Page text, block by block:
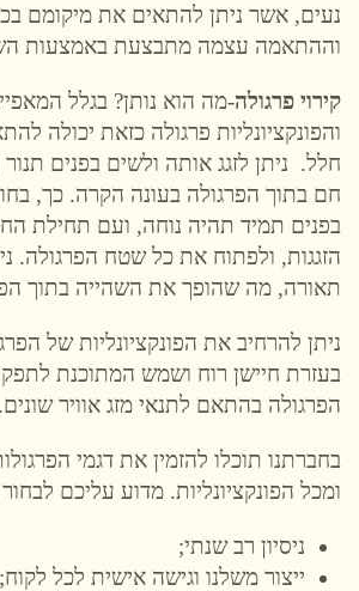
נעים, אשר ניתן להתאים את מיקומם בכל
וההתאמה עצמה מתבצעת באמצעות
קירוי פרגולה-מה הוא נותן? בגלל
והפונקציונליות פרגולה כזאת יכולה
חלל. ניתן לזגג אותה ולשים בפנים
חם בתוך הפרגולה בעונה הקרה. כך,
בפנים תמיד תהיה נוחה, ועם תחילת
הזגגות, ולפתוח את כל שטח הפרגולה.
תאורה, מה שהופך את השהייה בתוך
ניתן להרחיב את הפונקציונליות של
בעזרת חיישן רוח ושמש המתוכנת
הפרגולה בהתאם לתנאי מזג אוויר שונים.
בחברתנו תוכלו להזמין את דגמי
ומכל הפונקציונליות. מדוע עליכם לבחור
ניסיון רב שנתי;
ייצור משלנו וגישה אישית לכל לקוח;